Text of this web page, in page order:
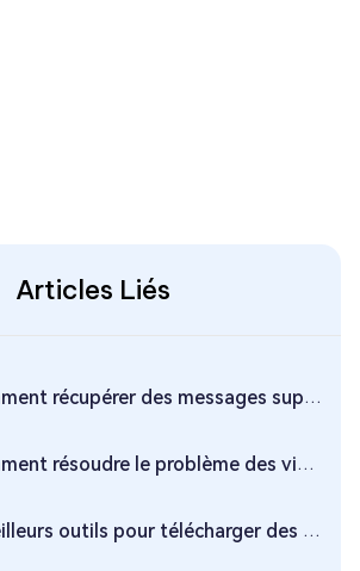
Articles Liés
récupérer des messages supprimés Instagram?
résoudre le problème des vidéos Instagram qui décalées ?
outils pour télécharger des photos Instagram en 2026